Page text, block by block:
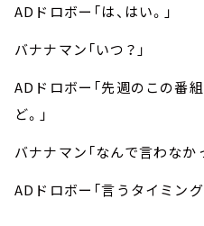
ADドロボー「は、はい。」
バナナマン「いつ？」
ADドロボー「先週のこの番
ど。」
バナナマン「なんで言わなか
ADドロボー「言うタイミング